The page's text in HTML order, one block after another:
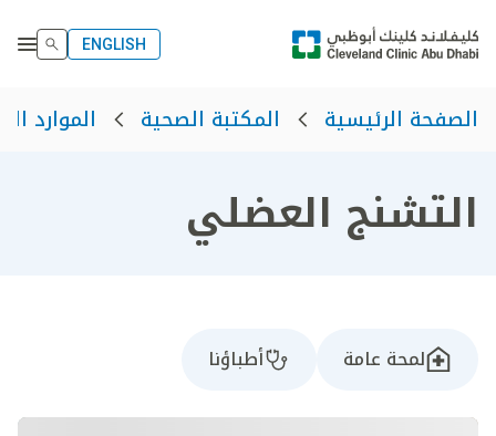
ENGLISH
الصفحة الرئيسية المكتبة الصحية الموارد
التشنج العضلي
لمحة عامة أطباؤنا